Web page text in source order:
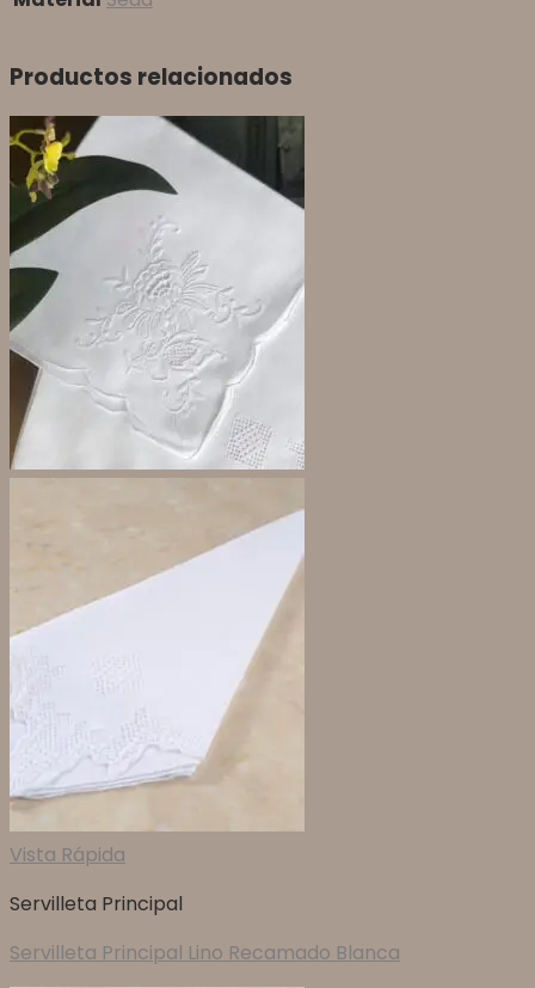
Productos relacionados
Vista Rápida
Servilleta Principal
Servilleta Principal Lino Recamado Blanca